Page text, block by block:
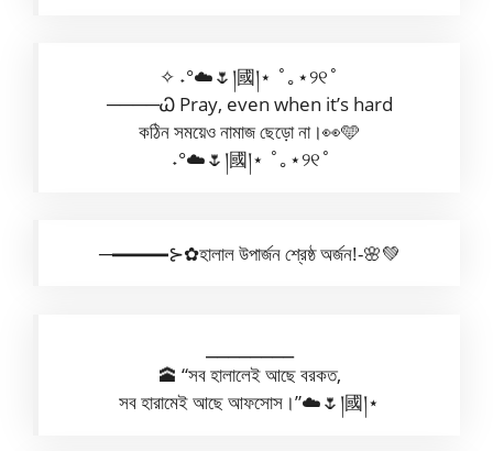
‎‎‎‎‎‎‎‎‎‎‎‎‎‎‎‎‎‎‎‎‎‎‎‎‎‎‎‎‎‎‎‎‎‎‎‎‎‎‎‎‎‎‎‎‎‎‎‎‎‎‎‎‎‎‎‎‎‎‎‎‎‎‎‎‎‎‎‎‎‎‎‎‎‎‎‎‎‎‎‎‎‎‎‎‎‎‎‎‎‎‎‎‎‎‎‎‎‎‎‎‎‎‎‎‎‎‎‎✧ ˖°☁️🌷།國།⋆ ˚｡⋆୨୧˚
─‎‎‎‎‎‎‎‎‎‎‎‎‎‎‎‎‎‎‎‎‎‎‎‎‎‎‎‎‎‎‎‎‎‎‎‎‎‎‎‎‎‎‎‎‎‎‎‎‎‎‎‎‎‎‎‎‎‎‎‎‎‎‎‎‎‎‎‎‎‎‎‎‎‎‎‎‎‎‎‎‎‎‎‎‎‎‎‎‎‎‎‎‎‎‎‎‎‎‎‎‎‎‎‎‎‎‎‎‎‎‎‎‎‎‎‎‎‎‎‎‎‎‎‎‎‎‎‎‎‎‎‎‎‎‎‎‎‎‎‎‎‎‎‎‎‎‎‎‎‎‎‎‎‎‎‎‎‎‎‎‎‎‎‎‎‎‎‎‎‎‎‎‎‎‎‎‎‎‎‎‎‎‎‎‎‎‎‎‎‎‎‎‎‎‎‎‎‎‎‎‎‎‎‎‎‎‎‎‎‎‎‎‎‎‎‎‎‎‎‎‎‎‎‎‎‎‎‎‎‎‎‎‎‎‎‎‎‎‎‎‎‎‎‎‎‎‎‎‎‎‎‎‎‎‎‎‎‎‎‎‎‎‎‎‎‎‎‎‎‎‎‎‎‎‎‎‎‎‎‎‎‎‎‎‎‎‎‎‎‎‎‎‎‎‎‎‎‎‎‎‎‎‎‎‎‎‎‎‎‎‎‎‎‎‎‎‎‎‎‎‎‎‎‎‎‎‎‎‎‎‎‎‎‎‎‎‎‎‎‎‎‎‎‎‎‎‎‎‎‎‎‎‎‎‎‎‎‎‎‎‎‎‎‎‎‎‎‎‎‎‎‎‎‎‎‎‎‎‎─‎‎‎‎‎‎‎‎‎‎‎‎‎‎‎‎‎‎‎‎‎‎‎‎‎‎‎‎‎‎‎‎‎‎‎‎‎‎‎‎‎‎‎‎‎‎‎‎‎‎‎‎‎‎‎‎‎‎‎‎‎‎‎‎‎‎‎‎‎‎‎‎‎‎‎‎‎‎‎‎─‎‎‎‎‎‎‎‎‎‎‎‎‎‎‎‎‎‎‎‎‎‎‎‎‎‎‎‎‎‎‎‎‎‎‎‎‎‎‎‎‎‎‎‎‎‎‎‎‎‎‎‎‎‎‎‎‎‎‎‎‎‎‎‎‎‎‎‎‎‎‎‎‎‎‎‎‎‎‎‎‎‎‎‎‎‎‎‎‎‎‎‎‎‎‎‎‎‎‎‎‎‎‎‎‎‎‎‎‎‎‎‎‎‎‎‎‎‎‎‎‎‎‎‎‎‎‎‎‎‎‎‎‎‎‎‎‎‎‎‎‎‎‎‎‎‎‎‎‎‎‎‎‎‎‎‎‎‎‎‎‎‎‎‎‎‎‎‎‎‎‎‎‎‎‎‎‎‎‎‎‎‎‎‎‎‎‎‎‎‎‎‎‎‎‎‎‎‎‎‎‎‎‎‎‎‎‎‎‎‎‎‎‎‎‎‎‎‎‎‎‎‎‎‎‎‎‎‎‎‎‎‎‎‎‎‎‎‎‎‎‎‎‎‎‎‎‎‎‎‎‎‎‎‎‎‎‎‎‎‎‎‎‎‎‎‎‎‎‎‎‎‎‎‎‎‎‎‎‎‎‎‎‎‎‎‎‎‎‎‎‎‎‎‎‎‎‎‎‎‎‎‎‎‎‎‎‎‎‎‎‎‎‎‎‎‎‎‎‎‎‎‎‎‎‎‎‎‎‎‎‎‎‎‎‎‎‎‎‎‎‎‎‎‎‎‎‎‎‎‎‎‎‎‎‎‎‎‎‎‎‎‎‎‎‎‎‎‎‎‎‎‎─‎‎‎‎‎‎‎‎‎‎‎‎‎‎‎‎‎‎‎‎‎‎‎‎‎‎‎‎‎‎‎‎‎‎‎‎‎‎‎‎‎‎‎‎‎‎‎‎‎‎‎‎‎‎‎‎‎‎‎‎‎‎‎‎‎‎‎‎‎‎‎‎‎‎‎‎‎Ꮗ ‎‎‎‎‎‎‎‎‎‎‎‎‎‎‎‎‎‎‎‎‎‎‎‎‎‎‎‎‎‎‎‎‎‎‎‎‎‎‎‎‎‎‎‎‎‎‎‎‎‎‎‎‎‎‎‎‎‎‎‎‎‎‎‎‎‎‎‎‎‎‎‎‎‎‎‎‎‎‎‎‎‎‎‎‎‎‎‎‎‎‎‎Pray, even when it’s hard
কঠিন সময়েও নামাজ ছেড়ো না।👀🩵
‎‎‎‎‎‎‎‎‎‎‎‎‎‎‎‎‎‎‎‎‎‎‎‎‎‎‎‎‎‎‎‎‎‎‎‎‎‎‎‎‎‎‎‎‎‎‎‎‎‎‎‎‎‎‎‎‎‎‎‎‎‎‎‎‎‎‎‎‎‎‎‎‎‎‎‎‎‎‎‎‎‎‎‎‎‎‎‎‎‎‎‎‎‎‎‎‎‎‎‎‎‎‎‎‎‎‎‎ ˖°☁️🌷།國།⋆ ˚｡⋆୨୧˚
─━━━⊱✿হালাল উপার্জন শ্রেষ্ঠ অর্জন!-🌸💚
🕋 “সব হালালেই আছে বরকত,
সব হারামেই আছে আফসোস।”☁️🌷།國།⋆